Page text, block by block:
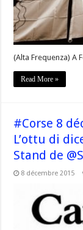
(Alta Frequenza) A
Read More »
#Corse 8
L’ottu di
Stand de
8 décembre 2015